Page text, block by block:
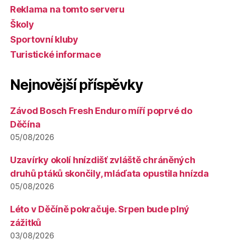
Reklama na tomto serveru
Školy
Sportovní kluby
Turistické informace
Nejnovější příspěvky
Závod Bosch Fresh Enduro míří poprvé do
Děčína
05/08/2026
Uzavírky okolí hnízdišť zvláště chráněných
druhů ptáků skončily, mláďata opustila hnízda
05/08/2026
Léto v Děčíně pokračuje. Srpen bude plný
zážitků
03/08/2026